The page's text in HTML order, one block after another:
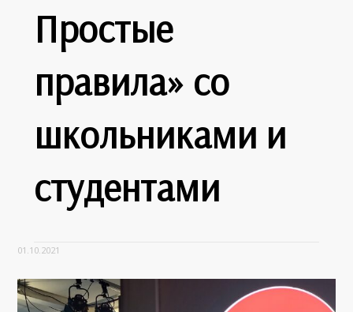
Простые
правила» со
школьниками и
студентами
01.10.2021